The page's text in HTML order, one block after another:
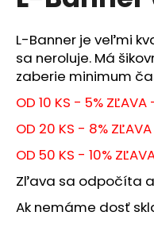
z
5
hviezdičiek.
L-Banner je veľmi
sa neroluje. Má
zaberie minimum
OD 10 KS - 5%
OD 20 KS - 8%
OD 50 KS - 10%
Zľava sa odpočíta
Ak nemáme dosť
j
s
ť
?